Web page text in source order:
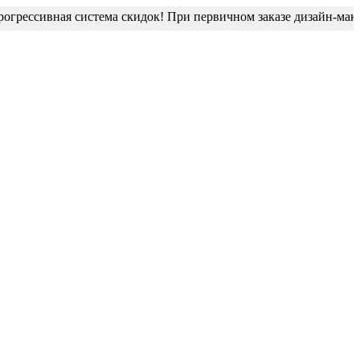
система скидок! При первичном заказе дизайн-макет